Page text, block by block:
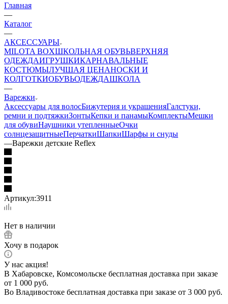
Главная
—
Каталог
—
АКСЕССУАРЫ
MILOTA BOXШКОЛЬНАЯ ОБУВЬВЕРХНЯЯ
ОДЕЖДАИГРУШКИКАРНАВАЛЬНЫЕ
КОСТЮМЫЛУЧШАЯ ЦЕНАНОСКИ И
КОЛГОТКИОБУВЬОДЕЖДАШКОЛА
—
Варежки
Аксессуары для волосБижутерия и украшенияГалстуки,
ремни и подтяжкиЗонтыКепки и панамыКомплектыМешки
для обувиНаушники утепленныеОчки
солнцезащитныеПерчаткиШапкиШарфы и снуды
—Варежки детские Reflex
Артикул:3911
Нет в наличии
Хочу в подарок
У нас акция!
В Хабаровске, Комсомольске бесплатная доставка при заказе
от 1 000 руб.
Во Владивостоке бесплатная доставка при заказе от 3 000 руб.